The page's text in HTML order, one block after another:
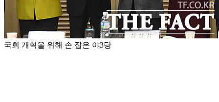
국회 개혁을 위해 손 잡은 야3당